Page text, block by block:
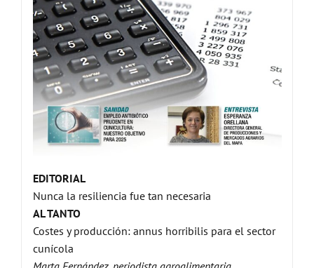
EDITORIAL
Nunca la resiliencia fue tan necesaria
AL TANTO
Costes y producción: annus horribilis para el sector
cunícola